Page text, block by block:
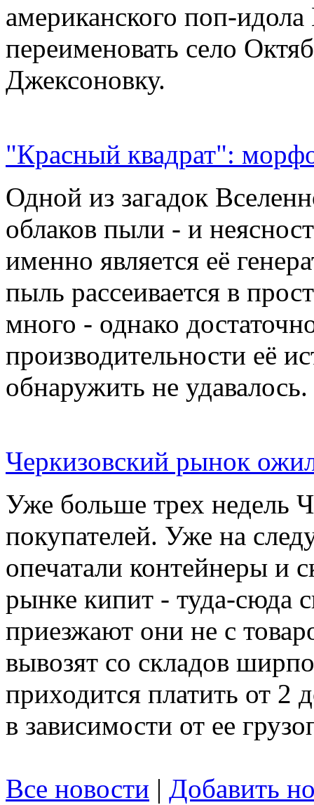
американского поп-
переименовать село
Джексоновку.
"Красный квадрат":
Одной из загадок
облаков пыли - и
именно является её
пыль рассеивается в
много - однако
производительности её
обнаружить не удавалось.
Черкизовский рынок
Уже больше трех недель
покупателей. Уже на
опечатали контейнеры и
рынке кипит - туда-сюда
приезжают они не с
вывозят со складов
приходится платить от 2
в зависимости от ее
Все новости | Добавить